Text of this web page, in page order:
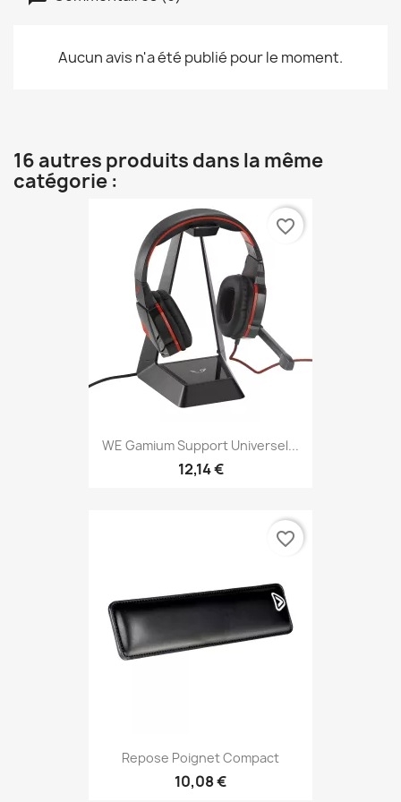
Aucun avis n'a été publié pour le moment.
16 autres produits dans la même
catégorie :
WE Gamium Support Universel...
12,14 €
favorite_border
Repose Poignet Compact
10,08 €
favorite_border